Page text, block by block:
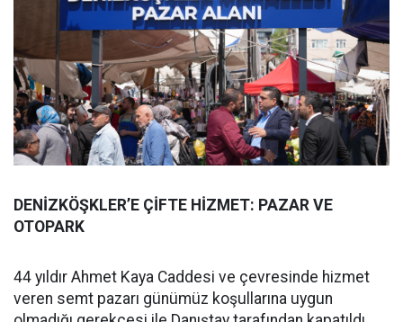
DENİZKÖŞKLER’E ÇİFTE HİZMET: PAZAR VE
OTOPARK
44 yıldır Ahmet Kaya Caddesi ve çevresinde hizmet
veren semt pazarı günümüz koşullarına uygun